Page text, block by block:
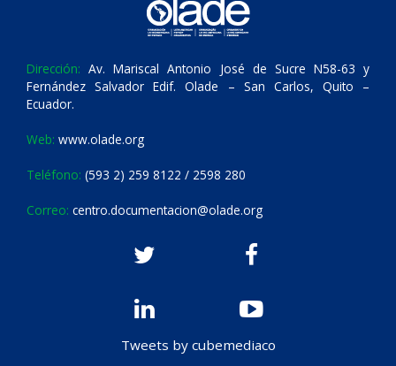
Dirección: Av. Mariscal Antonio José de Sucre N58-63 y
Fernández Salvador Edif. Olade – San Carlos, Quito –
Ecuador.
Web: www.olade.org
Teléfono: (593 2) 259 8122 / 2598 280
Correo: centro.documentacion@olade.org
Tweets by cubemediaco